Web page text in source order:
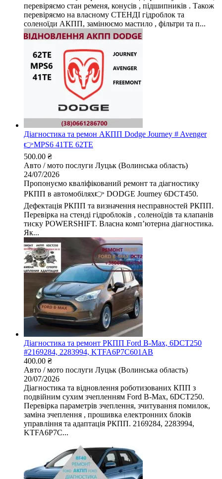
перевіряємо стан ременя, конусів , підшипників . Також
перевіряємо на власному СТЕНДІ гідроблок та
соленоїди АКПП, замінюємо мастило , фільтри та п...
Діагностика та ремон АКПП Dodge Journey # Avenger
👉MPS6 41TE 62TE
500.00 ₴
Авто / мото послуги Луцьк (Волинська область)
24/07/2026
Пропонуємо кваліфікований ремонт та діагностику
РКПП в автомобілях👉 DODGE Journey 6DCT450.
Дефектація РКПП та визначення несправностей РКПП.
Перевірка на стенді гідроблоків , соленоїдів та клапанів
тиску POWERSHIFT. Власна комп’ютерна діагностика.
Як...
Діагностика та ремонт РКПП Ford B-Max, 6DCT250
#2169284, 2283994, KTFA6P7C601AB
400.00 ₴
Авто / мото послуги Луцьк (Волинська область)
20/07/2026
Діагностика та відновлення роботизованих КПП з
подвійним сухим зчепленням Ford B-Max, 6DCT250.
Перевірка параметрів зчеплення, зчитування помилок,
заміна зчеплення , прошивка електронних блоків
управління та адаптація РКПП. 2169284, 2283994,
KTFA6P7C...